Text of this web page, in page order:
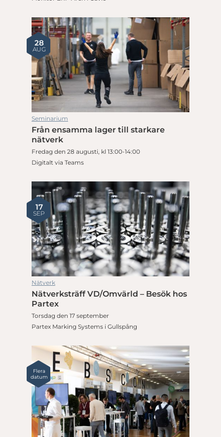
28
AUG
Seminarium
Från ensamma lager till starkare
nätverk
Fredag den 28 augusti, kl 13:00-14:00
Digitalt via Teams
17
SEP
Nätverk
Nätverksträff VD/Omvärld – Besök hos
Partex
Torsdag den 17 september
Partex Marking Systems i Gullspång
Flera
datum